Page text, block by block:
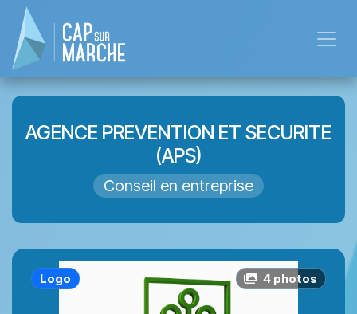
Se rendre au contenu
AGENCE PREVENTION ET SECURITE
(APS)
Conseil en entreprise
Logo 4 photos